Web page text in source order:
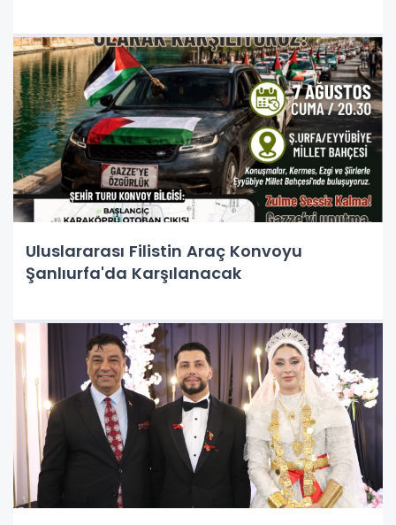
Uluslararası Filistin Araç Konvoyu
Şanlıurfa'da Karşılanacak